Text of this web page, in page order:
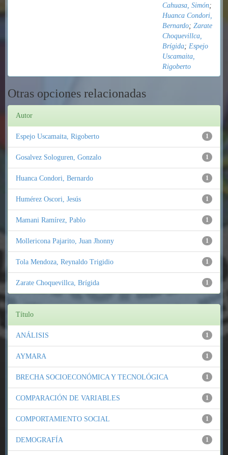
Cahuasa, Simón;
Huanca Condori,
Bernardo; Zarate
Choquevillca,
Brígida; Espejo
Uscamaita,
Rigoberto
Otras opciones relacionadas
Autor
1
Espejo Uscamaita, Rigoberto
1
Gosalvez Sologuren, Gonzalo
1
Huanca Condori, Bernardo
1
Humérez Oscori, Jesús
1
Mamani Ramírez, Pablo
1
Mollericona Pajarito, Juan Jhonny
1
Tola Mendoza, Reynaldo Trigidio
1
Zarate Choquevillca, Brígida
Título
1
ANÁLISIS
1
AYMARA
1
BRECHA SOCIOECONÓMICA Y TECNOLÓGICA
1
COMPARACIÓN DE VARIABLES
1
COMPORTAMIENTO SOCIAL
1
DEMOGRAFÍA